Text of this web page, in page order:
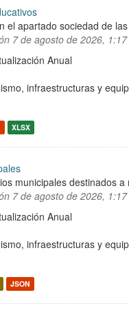
el apartado sociedad de
7 de agosto de 2026,
Anual
infraestructuras y
XLSX
municipales destinados a
7 de agosto de 2026,
Anual
infraestructuras y
JSON